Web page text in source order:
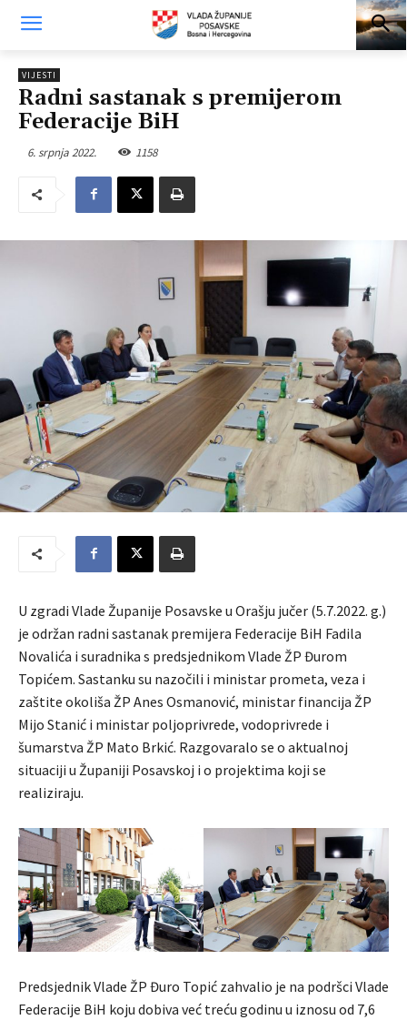
VIJESTI
Radni sastanak s premijerom
Federacije BiH
6. srpnja 2022. 1158
U zgradi Vlade Županije Posavske u Orašju jučer (5.7.2022. g.)
je održan radni sastanak premijera Federacije BiH Fadila
Novalića i suradnika s predsjednikom Vlade ŽP Đurom
Topićem. Sastanku su nazočili i ministar prometa, veza i
zaštite okoliša ŽP Anes Osmanović, ministar financija ŽP
Mijo Stanić i ministar poljoprivrede, vodoprivrede i
šumarstva ŽP Mato Brkić. Razgovaralo se o aktualnoj
situaciji u Županiji Posavskoj i o projektima koji se
realiziraju.
Predsjednik Vlade ŽP Đuro Topić zahvalio je na podršci Vlade
Federacije BiH koju dobiva već treću godinu u iznosu od 7,6